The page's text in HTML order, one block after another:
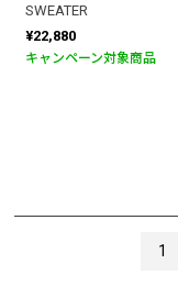
SWEATER
¥22,880
キャンペーン対象商品
1